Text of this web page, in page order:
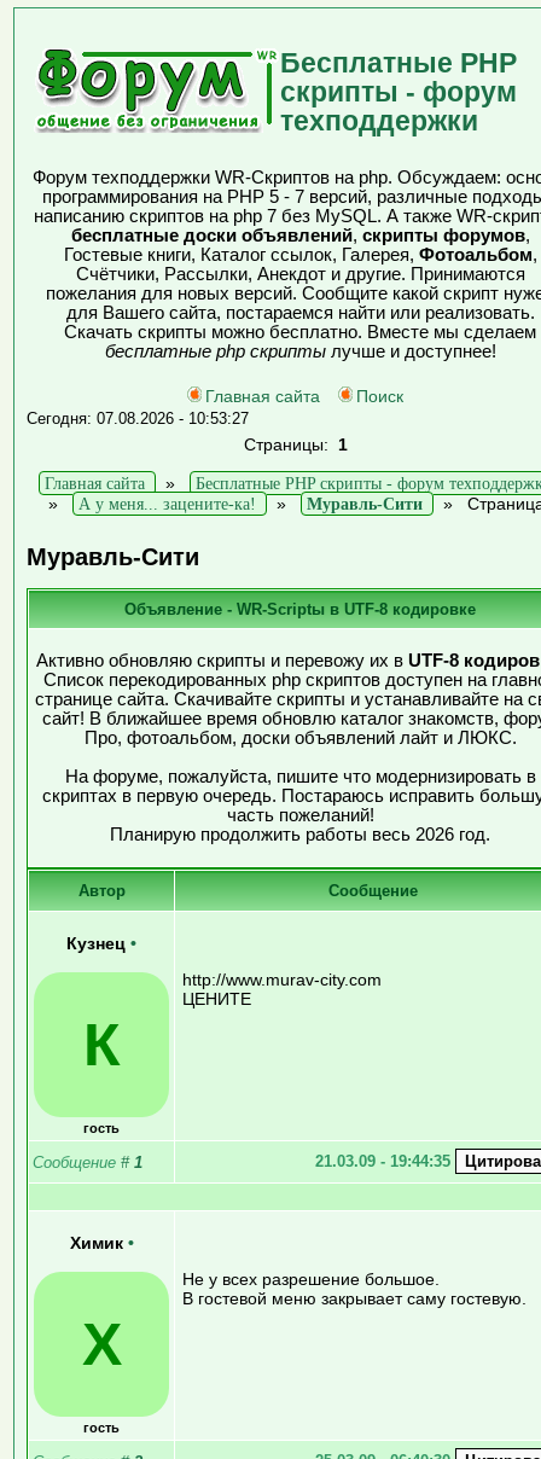
Бесплатные PHP
скрипты - форум
техподдержки
Форум техподдержки WR-Скриптов на php. Обсуждаем:
программирования на PHP 5 - 7 версий, различные
написанию скриптов на php 7 без MySQL. А также WR-
бесплатные доски объявлений, скрипты форумов,
Гостевые книги, Каталог ссылок, Галерея, Фотоальбом,
Счётчики, Рассылки, Анекдот и другие. Принимаются
пожелания для новых версий. Сообщите какой скрипт
для Вашего сайта, постараемся найти или реализовать.
Скачать скрипты можно бесплатно. Вместе мы сделаем
бесплатные php скриптылучше и доступнее!
Главная сайта Поиск
Сегодня: 07.08.2026 - 10:53:27
Страницы: 1
Главная сайта
»
Бесплатные PHP скрипты - форум
»
А у меня... зацените-ка! » Муравль-Сити »
Муравль-Сити
Объявление - WR-Scriptы в UTF-8 кодировке
Активно обновляю скрипты и перевожу их в UTF-8
Список перекодированных php скриптов доступен на
странице сайта. Скачивайте скрипты и устанавливайте на
сайт! В ближайшее время обновлю каталог знакомств,
Про, фотоальбом, доски объявлений лайт и ЛЮКС.
На форуме, пожалуйста, пишите что модернизировать в
скриптах в первую очередь. Постараюсь исправить
часть пожеланий!
Планирую продолжить работы весь 2026 год.
Автор Сообщение
Кузнец •
К
гость
http://www.murav-city.com
ЦЕНИТЕ
Сообщение # 1 21.03.09 - 19:44:35
Химик •
Х
гость
Не у всех разрешение большое.
В гостевой меню закрывает саму гостевую.